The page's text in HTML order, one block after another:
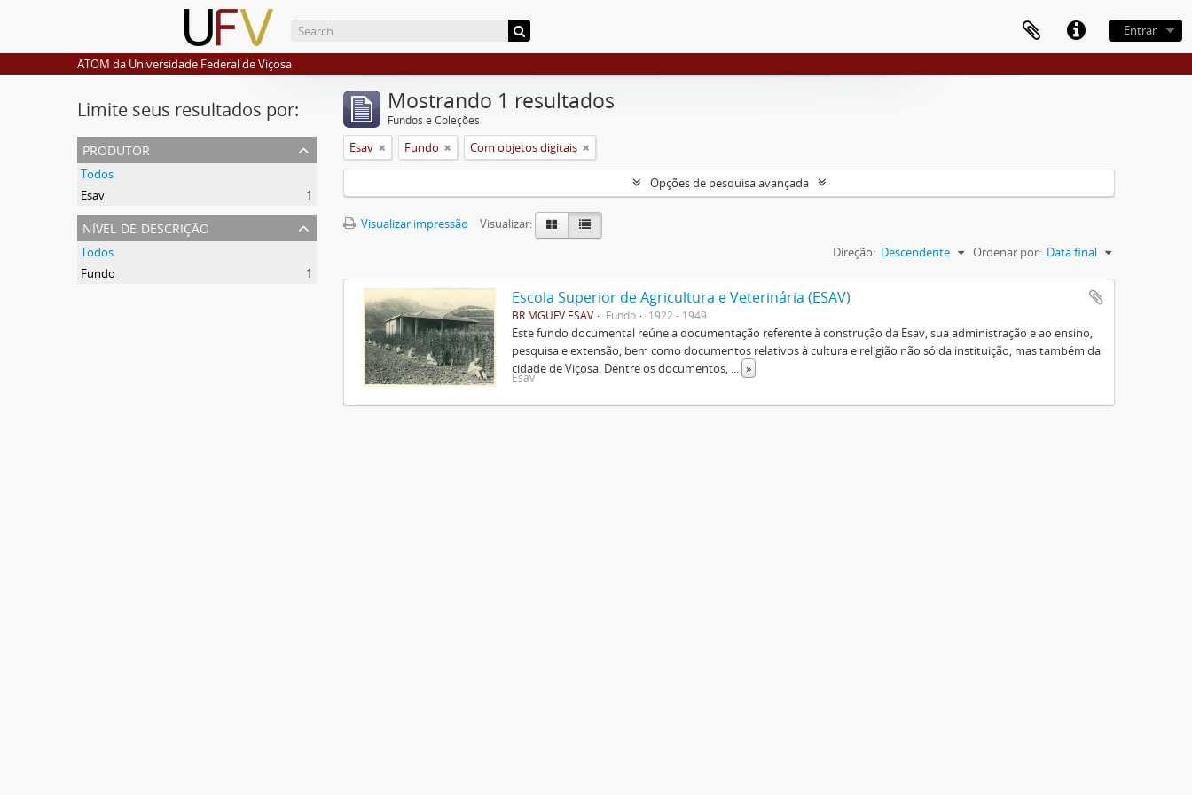
Entrar
ATOM da Universidade Federal de Viçosa
Limite seus resultados por:
produtor
Todos
Esav
1
nível de descrição
Todos
Fundo
1
Mostrando 1 resultados
Fundos e Coleções
Esav Fundo Com objetos digitais
Opções de pesquisa avançada
Visualizar impressão
Visualizar:
Ordenar por: Data final
Direção: Descendente
Escola Superior de Agricultura e Veterinária (ESAV)
BR MGUFV ESAV Fundo 1922 - 1949
Este fundo documental reúne a documentação referente à construção da Esav, sua administração e ao ensino,
pesquisa e extensão, bem como documentos relativos à cultura e religião não só da instituição, mas também da
cidade de Viçosa. Dentre os documentos,
»
Esav